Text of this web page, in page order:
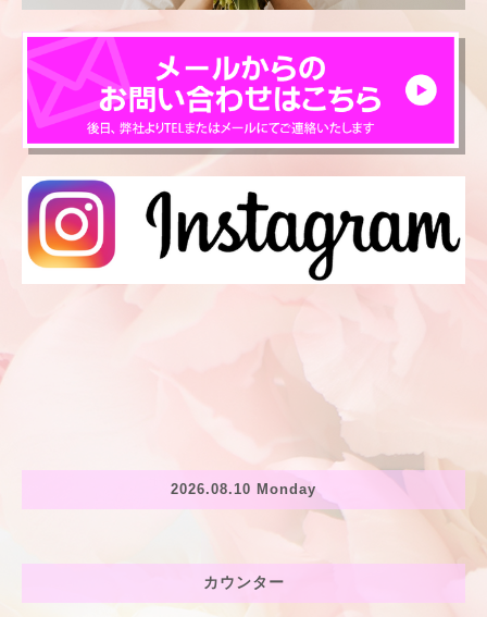
2026.08.10 Monday
カウンター